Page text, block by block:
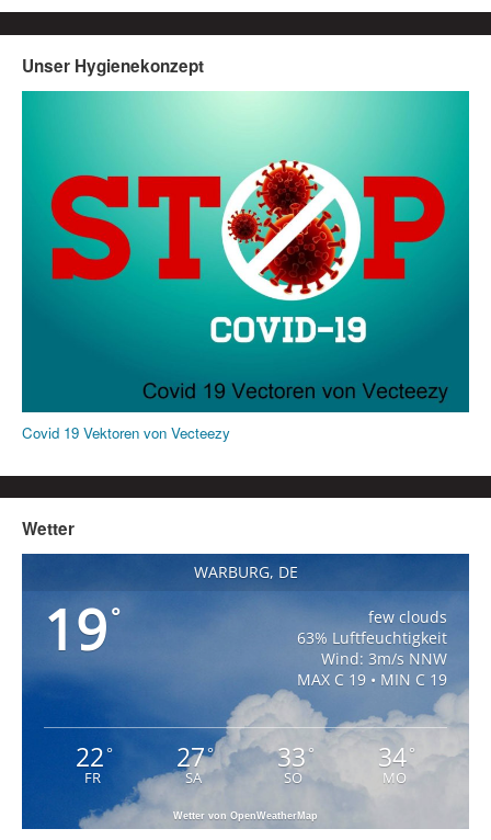
Unser Hygienekonzept
Covid 19 Vektoren von Vecteezy
Wetter
WARBURG, DE
19°
few clouds
63% Luftfeuchtigkeit
Wind: 3m/s NNW
MAX C 19 • MIN C 19
22°
FR
27°
SA
33°
SO
34°
MO
Wetter von OpenWeatherMap